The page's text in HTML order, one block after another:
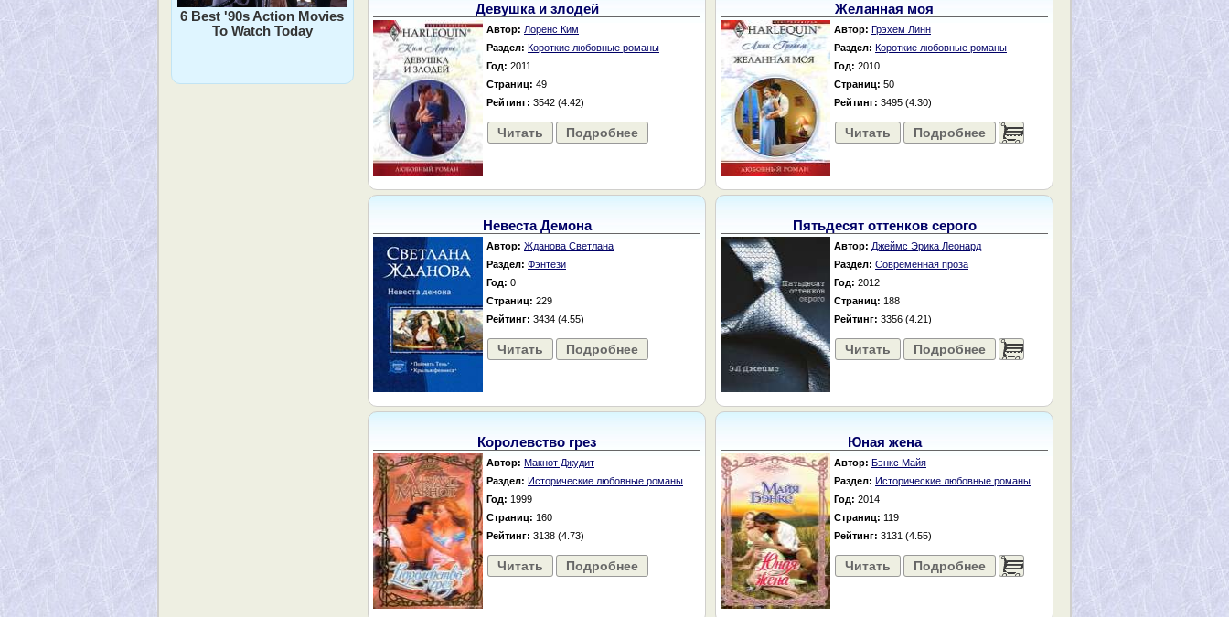
6 Best '90s Action Movies
To Watch Today
Девушка и злодей
Автор: Лоренс Ким
Раздел: Короткие любовные романы
Год: 2011
Страниц: 49
Рейтинг: 3542 (4.42)
Читать Подробнее
Желанная моя
Автор: Грэхем Линн
Раздел: Короткие любовные романы
Год: 2010
Страниц: 50
Рейтинг: 3495 (4.30)
Читать Подробнее ......
Невеста Демона
Автор: Жданова Светлана
Раздел: Фэнтези
Год: 0
Страниц: 229
Рейтинг: 3434 (4.55)
Читать Подробнее
Пятьдесят оттенков серого
Автор: Джеймс Эрика Леонард
Раздел: Современная проза
Год: 2012
Страниц: 188
Рейтинг: 3356 (4.21)
Читать Подробнее ......
Королевство грез
Автор: Макнот Джудит
Раздел: Исторические любовные романы
Год: 1999
Страниц: 160
Рейтинг: 3138 (4.73)
Читать Подробнее
Юная жена
Автор: Бэнкс Майя
Раздел: Исторические любовные романы
Год: 2014
Страниц: 119
Рейтинг: 3131 (4.55)
Читать Подробнее ......